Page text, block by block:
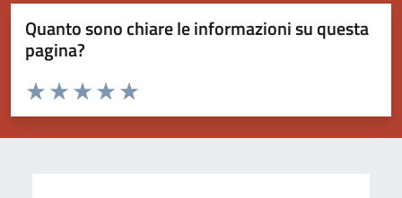
Quanto sono chiare le informazioni su questa
pagina?
Valuta da 1 a 5 stelle la pagina
Valuta 5 stelle su 5
Valuta 4 stelle su 5
Valuta 3 stelle su 5
Valuta 2 stelle su 5
Valuta 1 stelle su 5